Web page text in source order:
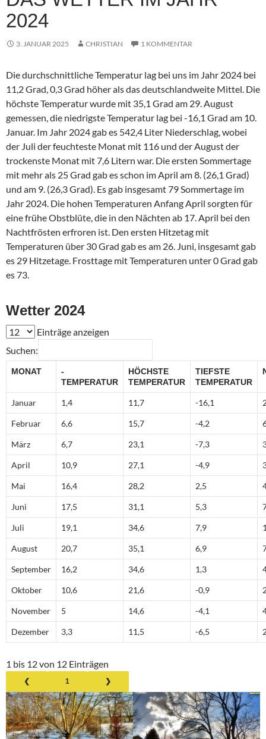
2024
3. JANUAR 2025 CHRISTIAN 1 KOMMENTAR
Die durchschnittliche Temperatur lag bei uns im Jahr 2024 bei
11,2 Grad, 0,3 Grad höher als das deutschlandweite Mittel. Die
höchste Temperatur wurde mit 35,1 Grad am 29. August
gemessen, die niedrigste Temperatur lag bei -16,1 Grad am 10.
Januar. Im Jahr 2024 gab es 542,4 Liter Niederschlag, wobei
der Juli der feuchteste Monat mit 116 und der August der
trockenste Monat mit 7,6 Litern war. Die ersten Sommertage
mit mehr als 25 Grad gab es schon im April am 8. (26,1 Grad)
und am 9. (26,3 Grad). Es gab insgesamt 79 Sommertage im
Jahr 2024. Die hohen Temperaturen Anfang April sorgten für
eine frühe Obstblüte, die in den Nächten ab 17. April bei den
Nachtfrösten erfroren ist. Den ersten Hitzetag mit
Temperaturen über 30 Grad gab es am 26. Juni, insgesamt gab
es 29 Hitzetage. Frosttage mit Temperaturen unter 0 Grad gab
es 73.
Wetter 2024
Einträge anzeigen
Suchen:
MONAT
-
TEMPERATUR
HÖCHSTE
TEMPERATUR
TIEFSTE
TEMPERATUR
Januar 1,4 11,7 -16,1
Februar 6,6 15,7 -4,2
März 6,7 23,1 -7,3
April 10,9 27,1 -4,9
Mai 16,4 28,2 2,5
Juni 17,5 31,1 5,3
Juli 19,1 34,6 7,9
August 20,7 35,1 6,9
September 16,2 34,6 1,3
Oktober 10,6 21,6 -0,9
November 5 14,6 -4,1
Dezember 3,3 11,5 -6,5
1 bis 12 von 12 Einträgen
❮ 1 ❯